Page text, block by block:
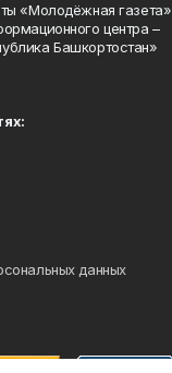
«Молодёжная газета»
центра –
Башкортостан»
данных